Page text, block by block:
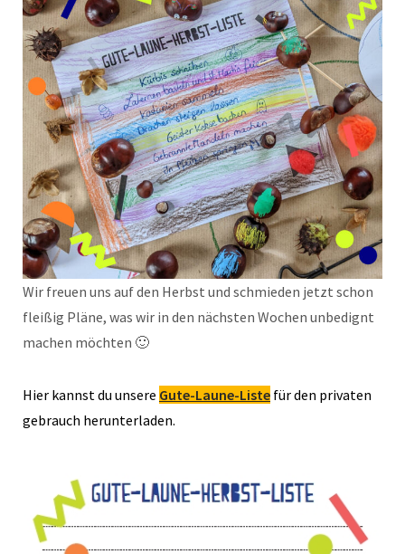
Wir freuen uns auf den Herbst und schmieden jetzt schon
fleißig Pläne, was wir in den nächsten Wochen unbedignt
machen möchten 🙂
Hier kannst du unsere Gute-Laune-Liste für den privaten
gebrauch herunterladen.